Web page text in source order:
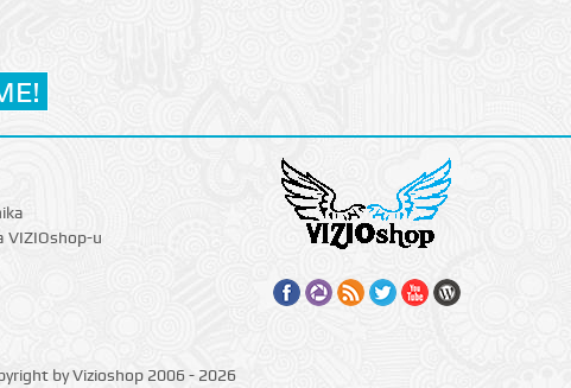
VIZIOshop-u
by Vizioshop 2006 - 2026